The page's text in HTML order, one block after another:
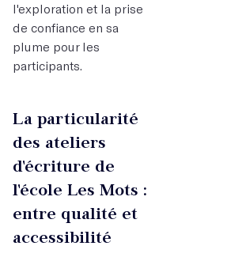
l'exploration et la prise
de confiance en sa
plume pour les
participants.
La particularité
des ateliers
d'écriture de
l'école Les Mots :
entre qualité et
accessibilité